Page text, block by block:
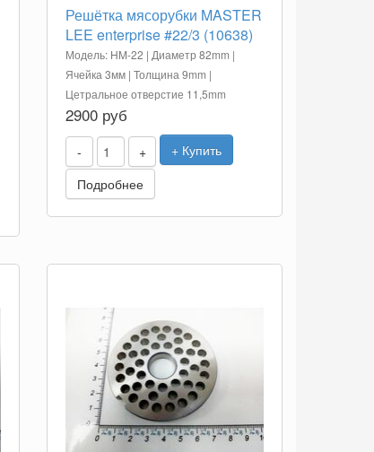
Решётка мясорубки MASTER
LEE enterprise #22/3 (10638)
Модель: HM-22 | Диаметр 82mm |
Ячейка 3мм | Толщина 9mm |
Цетральное отверстие 11,5mm
2900 руб
- +
+ Купить
Подробнее